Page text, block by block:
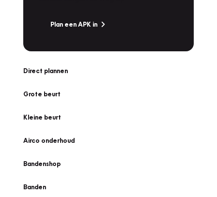
Plan een APK in
Direct plannen
Grote beurt
Kleine beurt
Airco onderhoud
Bandenshop
Banden